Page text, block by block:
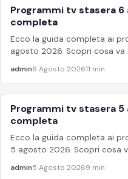
APPROFONDIMENTI
Programmi tv stasera
completa
Ecco la guida completa ai
agosto 2026. Scopri cosa va
admin6 Agosto 202611 min
APPROFONDIMENTI
Programmi tv stasera
completa
Ecco la guida completa ai
5 agosto 2026. Scopri cosa
admin5 Agosto 20269 min